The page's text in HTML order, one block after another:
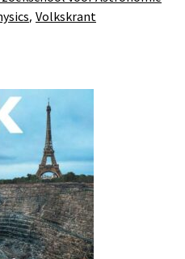
, Volkskrant